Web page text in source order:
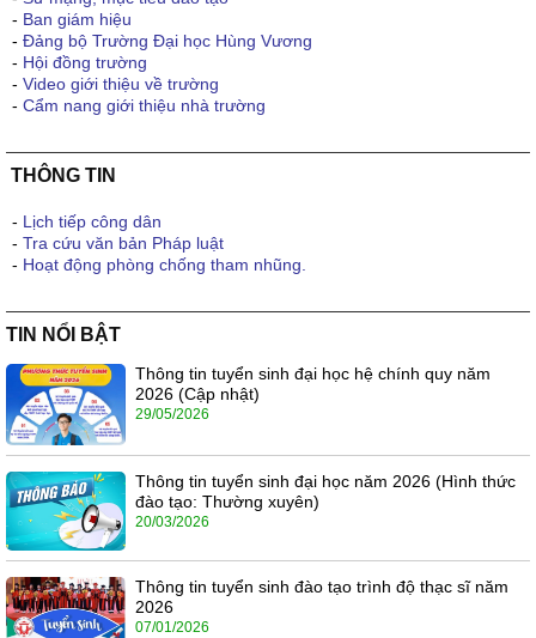
- Ban giám hiệu
- Đảng bộ Trường Đại học Hùng Vương
- Hội đồng trường
- Video giới thiệu về trường
- Cẩm nang giới thiệu nhà trường
THÔNG TIN
- Lịch tiếp công dân
- Tra cứu văn bản Pháp luật
- Hoạt động phòng chống tham nhũng.
TIN NỔI BẬT
Thông tin tuyển sinh đại học hệ chính quy năm
2026 (Cập nhật)
29/05/2026
Thông tin tuyển sinh đại học năm 2026 (Hình thức
đào tạo: Thường xuyên)
20/03/2026
Thông tin tuyển sinh đào tạo trình độ thạc sĩ năm
2026
07/01/2026